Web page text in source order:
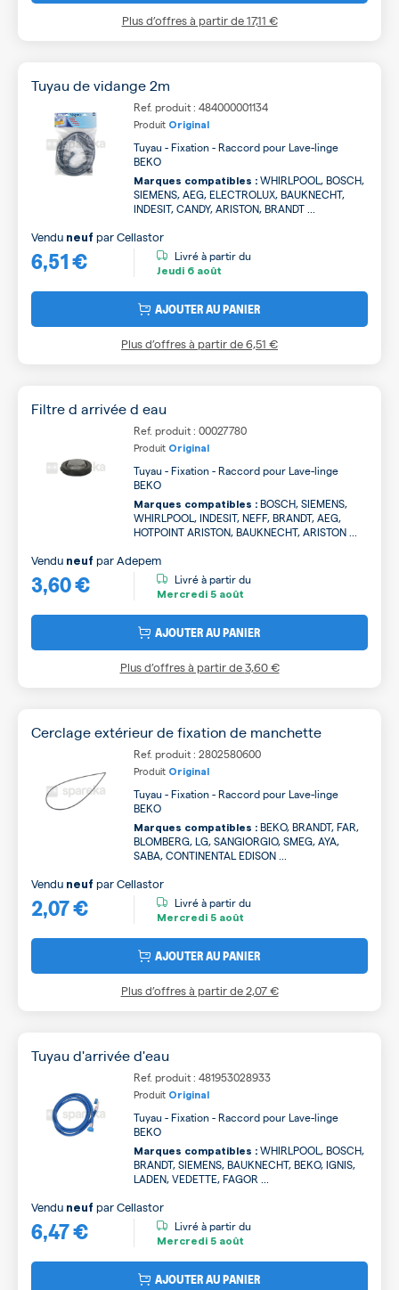
Plus d’offres à partir de17,11 €
Tuyau de vidange 2m
Ref. produit : 484000001134
Produit Original
Tuyau - Fixation - Raccord pour Lave-linge
BEKO
Marques compatibles : WHIRLPOOL, BOSCH,
SIEMENS, AEG, ELECTROLUX, BAUKNECHT,
INDESIT, CANDY, ARISTON, BRANDT ...
6,51 €
Vendu neuf parCellastor
Livré à partir du
Jeudi 6 août
AJOUTER AU PANIER
Plus d’offres à partir de6,51 €
Filtre d arrivée d eau
Ref. produit : 00027780
Produit Original
Tuyau - Fixation - Raccord pour Lave-linge
BEKO
Marques compatibles : BOSCH, SIEMENS,
WHIRLPOOL, INDESIT, NEFF, BRANDT, AEG,
HOTPOINT ARISTON, BAUKNECHT, ARISTON ...
3,60 €
Vendu neuf parAdepem
Livré à partir du
Mercredi 5 août
AJOUTER AU PANIER
Plus d’offres à partir de3,60 €
Cerclage extérieur de fixation de manchette
Ref. produit : 2802580600
Produit Original
Tuyau - Fixation - Raccord pour Lave-linge
BEKO
Marques compatibles : BEKO, BRANDT, FAR,
BLOMBERG, LG, SANGIORGIO, SMEG, AYA,
SABA, CONTINENTAL EDISON ...
2,07 €
Vendu neuf parCellastor
Livré à partir du
Mercredi 5 août
AJOUTER AU PANIER
Plus d’offres à partir de2,07 €
Tuyau d'arrivée d'eau
Ref. produit : 481953028933
Produit Original
Tuyau - Fixation - Raccord pour Lave-linge
BEKO
Marques compatibles : WHIRLPOOL, BOSCH,
BRANDT, SIEMENS, BAUKNECHT, BEKO, IGNIS,
LADEN, VEDETTE, FAGOR ...
6,47 €
Vendu neuf parCellastor
Livré à partir du
Mercredi 5 août
AJOUTER AU PANIER